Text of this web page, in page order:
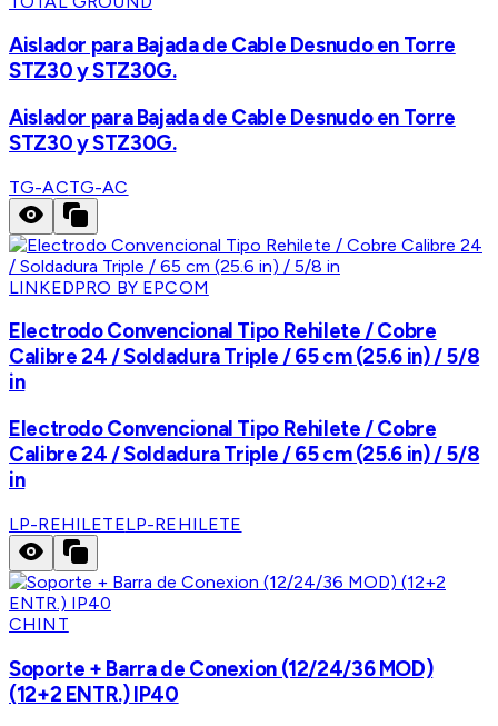
Aislador para Bajada de Cable Desnudo en Torre
STZ30 y STZ30G.
Aislador para Bajada de Cable Desnudo en Torre
STZ30 y STZ30G.
TG-ACTG-AC
LINKEDPRO BY EPCOM
Electrodo Convencional Tipo Rehilete / Cobre
Calibre 24 / Soldadura Triple / 65 cm (25.6 in) / 5/8
in
Electrodo Convencional Tipo Rehilete / Cobre
Calibre 24 / Soldadura Triple / 65 cm (25.6 in) / 5/8
in
LP-REHILETELP-REHILETE
CHINT
Soporte + Barra de Conexion (12/24/36 MOD)
(12+2 ENTR.) IP40